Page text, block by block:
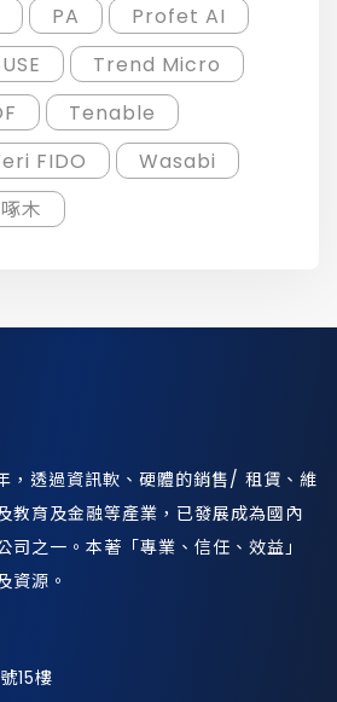
PA
Profet AI
Trend Micro
Tenable
FIDO
Wasabi
啄木
，透過資訊軟、硬體的銷售/ 租賃、維
教育及金融等產業，已發展成為國內
之一。本著「專業、信任、效益」
資源。
15樓